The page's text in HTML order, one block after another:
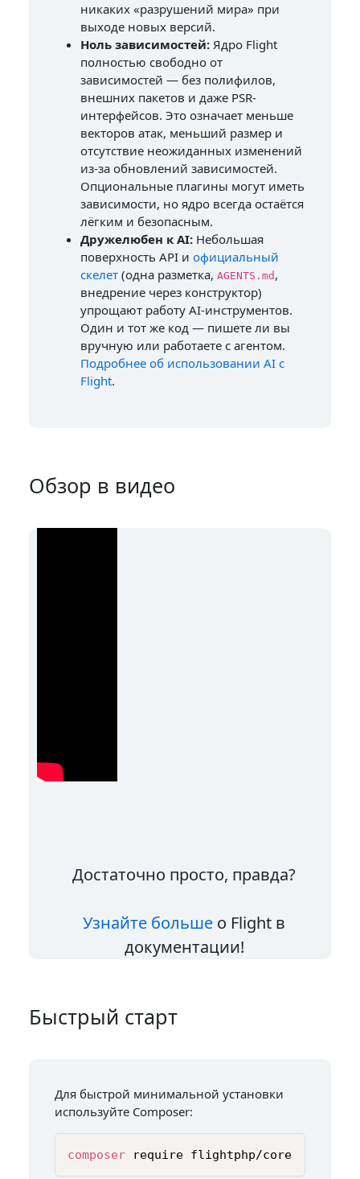
никаких «разрушений мира» при
выходе новых версий.
Ноль зависимостей: Ядро Flight
полностью свободно от
зависимостей — без полифилов,
внешних пакетов и даже PSR-
интерфейсов. Это означает меньше
векторов атак, меньший размер и
отсутствие неожиданных изменений
из-за обновлений зависимостей.
Опциональные плагины могут иметь
зависимости, но ядро всегда остаётся
лёгким и безопасным.
Дружелюбен к AI: Небольшая
поверхность API и официальный
скелет (одна разметка, AGENTS.md ,
внедрение через конструктор)
упрощают работу AI-инструментов.
Один и тот же код — пишете ли вы
вручную или работаете с агентом.
Подробнее об использовании AI с
Flight.
Обзор в видео
Достаточно просто, правда?
Узнайте больше о Flight в
документации!
Быстрый старт
Для быстрой минимальной установки
используйте Composer:
composer require flightphp/core